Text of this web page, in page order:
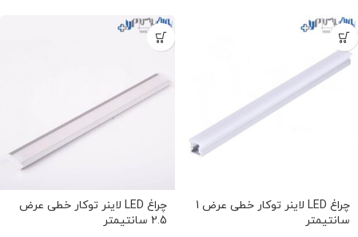
چراغ LED لاینر توکار خطی عرض 1
سانتیمتر
چراغ LED لاینر توکار خطی عرض
2.5 سانتیمتر